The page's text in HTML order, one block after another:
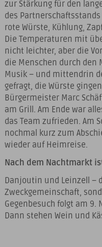
zur Stärkung für den
des
rote Würste, Kühlung,
Die Temperaturen mit
nicht leichter, aber die
die Menschen durch den
Musik – und mittendrin
gefragt, die Würste
Bürgermeister Marc
am Grill. Am Ende war
das Team zufrieden. Am
nochmal kurz zum
wieder auf Heimreise.
Nach dem Nachtmarkt
Danjoutin und Leinzell –
Zweckgemeinschaft,
Gegenbesuch folgt am
Dann stehen Wein und